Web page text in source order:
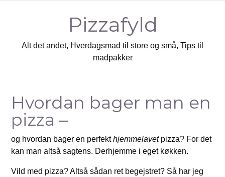
Pizzafyld
Alt det andet, Hverdagsmad til store og små, Tips til
madpakker
Hvordan bager man en
pizza –
og hvordan bager en perfekthjemmelavetpizza? For det
kan man altså sagtens. Derhjemme i eget køkken.
Vild med pizza? Altså sådan ret begejstret? Så har jeg